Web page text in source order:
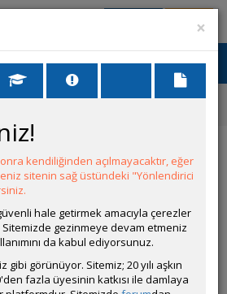
Bitki Akvaryumları Genel
darkaura
×
kendiliğinden açılmayacaktır, eğer
sitenin sağ üstündeki "Yönlendirici
hale getirmek amacıyla çerezler
Sitemizde gezinmeye devam etmeniz
da kabul ediyorsunuz.
gibi görünüyor. Sitemiz; 20 yılı aşkın
fazla üyesinin katkısı ile damlaya